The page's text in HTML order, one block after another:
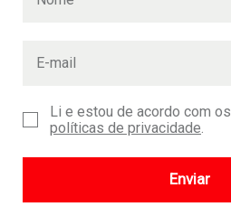
Li e estou de acordo com os
políticas de privacidade
Enviar